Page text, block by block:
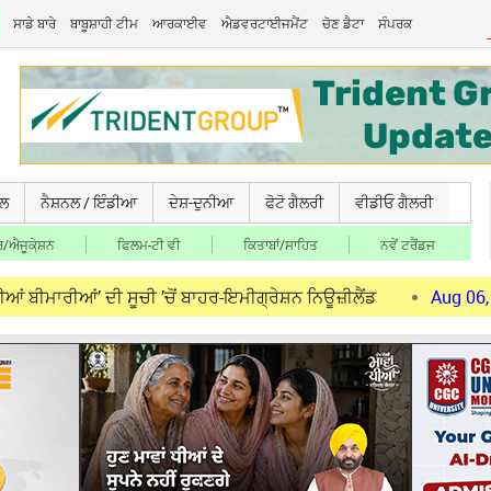
ਸਾਡੇ ਬਾਰੇ ਬਾਬੂਸ਼ਾਹੀ ਟੀਮ ਆਰਕਾਈਵ ਐਡਵਰਟਾਈਜਮੈਂਟ ਚੋਣ ਡੈਟਾ ਸੰਪਰਕ
ਨੈਸ਼ਨਲ / ਇੰਡੀਆ ਦੇਸ਼-ਦੁਨੀਆ ਫੋਟੋ ਗੈਲਰੀ ਵੀਡੀਓ ਗੈਲਰੀ
ਐਜੂਕੇ਼ਸ਼ਨ ਫਿਲਮ-ਟੀ ਵੀ ਕਿਤਾਬਾਂ/ਸਾਹਿਤ ਨਵੇਂ ਟਰੈਂਡਜ
ਦੀ ਸੂਚੀ ’ਚੋਂ ਬਾਹਰ-ਇਮੀਗ੍ਰੇਸ਼ਨ ਨਿਊਜ਼ੀਲੈਂਡ Aug 06, 2026